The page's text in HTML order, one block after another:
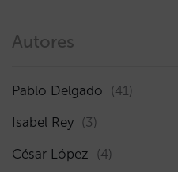
Autores
Pablo Delgado (41)
Isabel Rey (3)
César López (4)